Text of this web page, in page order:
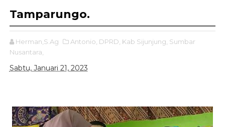
Tamparungo.
Herman,S.Ag Antonio, DPRD, Kab Sijunjung, Sumbar
Nusantara,
Sabtu, Januari 21, 2023